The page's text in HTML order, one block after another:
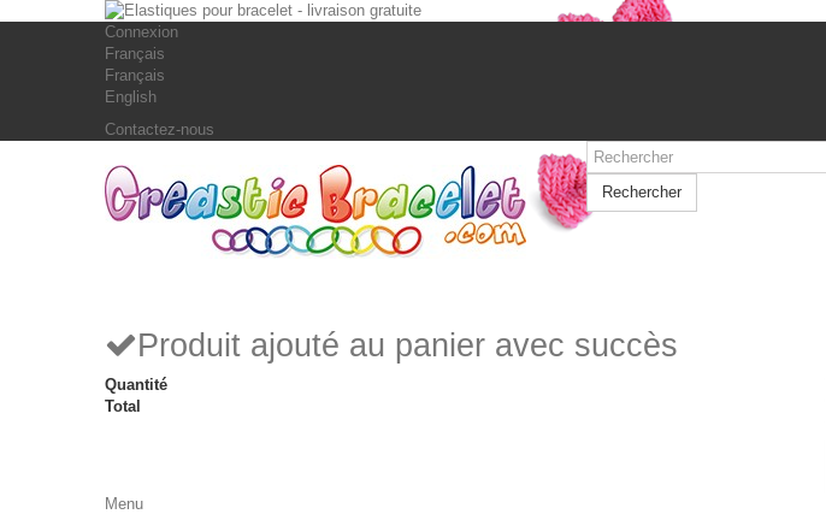
Connexion
Français
Français
English
Contactez-nous
Rechercher
Produit ajouté au panier avec succès
Quantité
Total
Menu